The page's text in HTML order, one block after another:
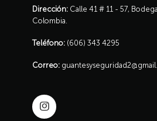
Dirección: Calle 41 # 11 - 57,
Colombia.
Teléfono: (606) 343 4295
Correo: